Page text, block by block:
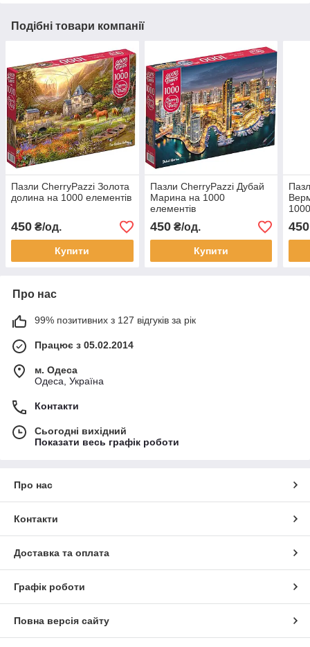
Подібні товари компанії
Пазли CherryPazzi Золота
долина на 1000 елементів
450 ₴/од.
Купити
Пазли CherryPazzi Дубай
Марина на 1000
елементів
450₴/од.
Купити
450
Про нас
99% позитивних з 127 відгуків за рік
Працює з 05.02.2014
м. Одеса
Одеса, Україна
Контакти
Сьогодні вихідний
Показати весь графік роботи
Про нас
Контакти
Доставка та оплата
Графік роботи
Повна версія сайту